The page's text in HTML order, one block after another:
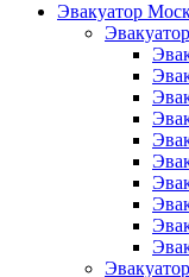
Эвакуатор